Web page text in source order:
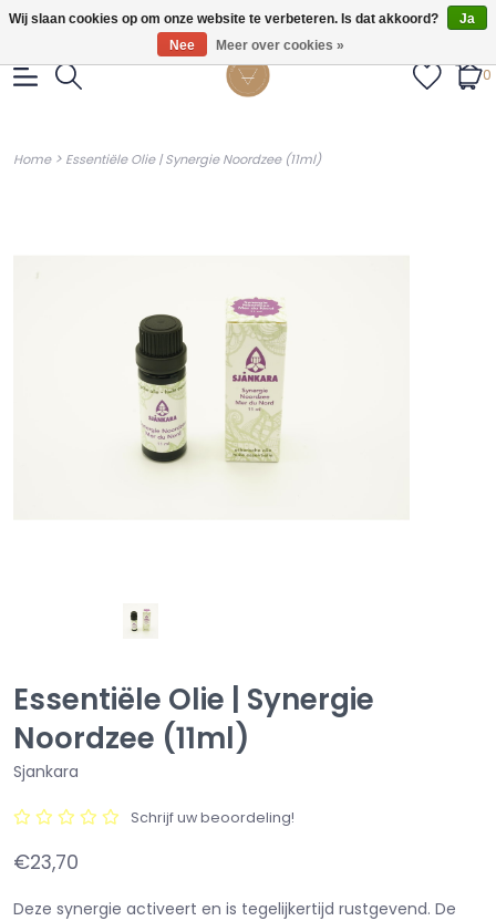
Gratis verzendig vanaf €55.
0
Home> Essentiële Olie | Synergie Noordzee (11ml)
Essentiële Olie | Synergie
Noordzee (11ml)
Sjankara
Schrijf uw beoordeling!
€23,70
Deze synergie activeert en is tegelijkertijd rustgevend. De
Wij slaan cookies op om onze website te verbeteren. Is dat akkoord?
Ja
Nee
Meer over cookies »